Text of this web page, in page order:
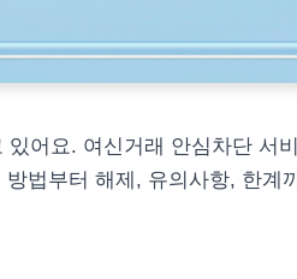
어요. 여신거래 안심차단 서
법부터 해제, 유의사항, 한계